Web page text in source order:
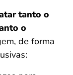
tanto o
o
de forma